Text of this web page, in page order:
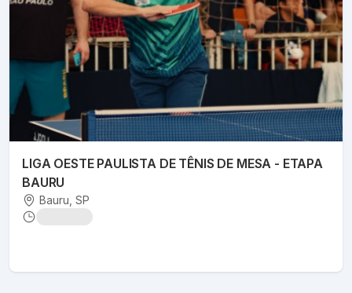
LIGA OESTE PAULISTA DE TÊNIS DE MESA - ETAPA
BAURU
Bauru , SP